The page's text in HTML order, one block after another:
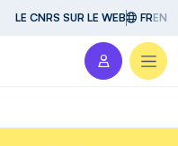
LE CNRS SUR LE WEB FREN